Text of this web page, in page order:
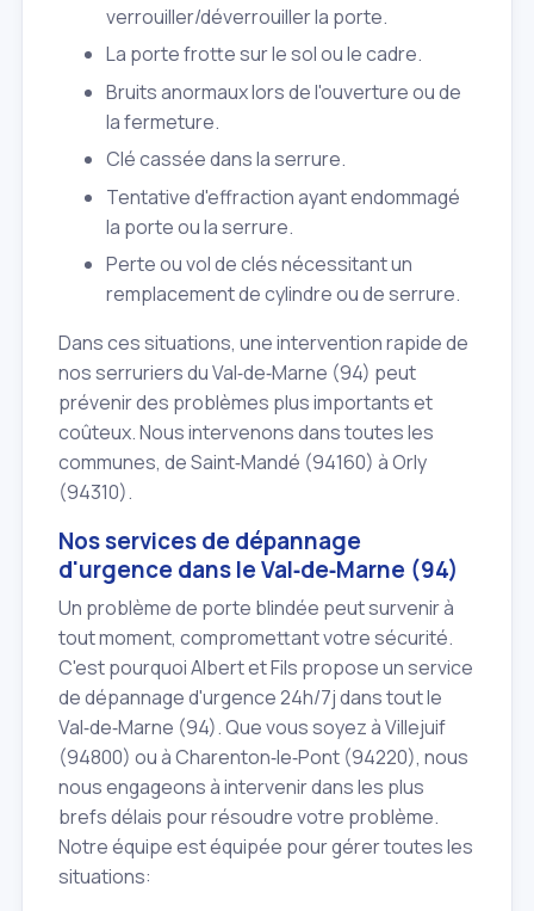
verrouiller/déverrouiller la porte.
La porte frotte sur le sol ou le cadre.
Bruits anormaux lors de l'ouverture ou de
la fermeture.
Clé cassée dans la serrure.
Tentative d'effraction ayant endommagé
la porte ou la serrure.
Perte ou vol de clés nécessitant un
remplacement de cylindre ou de serrure.
Dans ces situations, une intervention rapide de
nos serruriers du Val‑de‑Marne (94) peut
prévenir des problèmes plus importants et
coûteux. Nous intervenons dans toutes les
communes, de Saint‑Mandé (94160) à Orly
(94310).
Nos services de dépannage
d'urgence dans le Val‑de‑Marne (94)
Un problème de porte blindée peut survenir à
tout moment, compromettant votre sécurité.
C'est pourquoi Albert et Fils propose un service
de dépannage d'urgence 24h/7j dans tout le
Val‑de‑Marne (94). Que vous soyez à Villejuif
(94800) ou à Charenton‑le‑Pont (94220), nous
nous engageons à intervenir dans les plus
brefs délais pour résoudre votre problème.
Notre équipe est équipée pour gérer toutes les
situations: